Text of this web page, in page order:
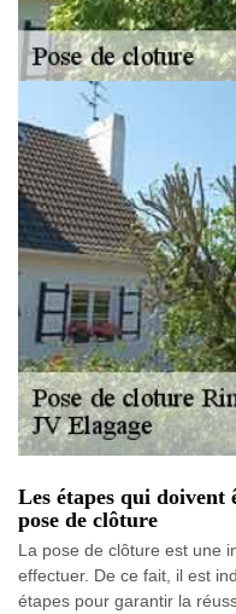
Les étapes qui doivent
pose de clôture
La pose de clôture est une
effectuer. De ce fait, il est
étapes pour garantir la